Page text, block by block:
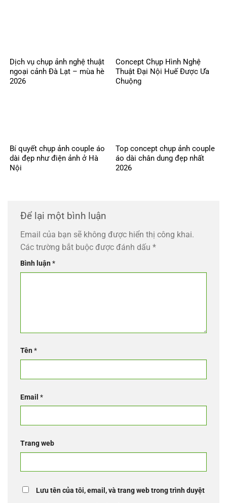
Dịch vụ chụp ảnh nghệ thuật
ngoại cảnh Đà Lạt – mùa hè
2026
Concept Chụp Hình Nghệ
Thuật Đại Nội Huế Được Ưa
Chuộng
Bí quyết chụp ảnh couple áo
dài đẹp như điện ảnh ở Hà
Nội
Top concept chụp ảnh couple
áo dài chân dung đẹp nhất
2026
Để lại một bình luận
Email của bạn sẽ không được hiển thị công khai.
Các trường bắt buộc được đánh dấu *
Bình luận*
Tên*
Email *
Trang web
Lưu tên của tôi, email, và trang web trong trình duyệt